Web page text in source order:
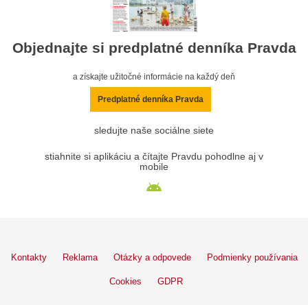
Objednajte si predplatné denníka Pravda
a získajte užitočné informácie na každý deň
Predplatné denníka Pravda
sledujte naše sociálne siete
stiahnite si aplikáciu a čítajte Pravdu pohodlne aj v
mobile
Kontakty Reklama Otázky a odpovede Podmienky používania
Cookies GDPR